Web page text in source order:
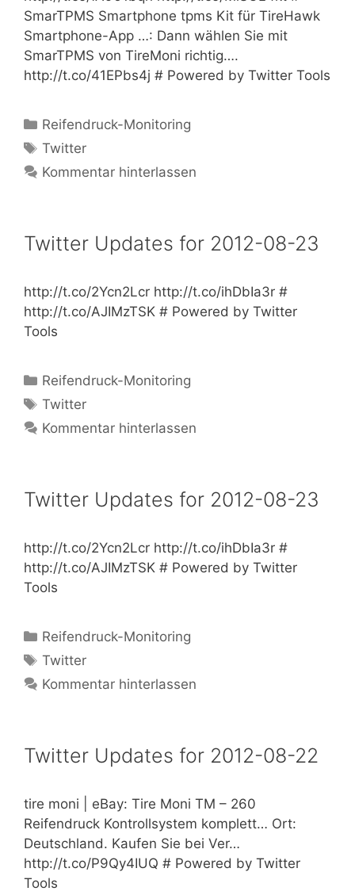
SmarTPMS Smartphone tpms Kit für TireHawk
Smartphone-App …: Dann wählen Sie mit
SmarTPMS von TireMoni richtig….
http://t.co/41EPbs4j # Powered by Twitter Tools
Kategorien
Reifendruck-Monitoring
Schlagwörter
Twitter
Kommentar hinterlassen
Twitter Updates for 2012-08-23
http://t.co/2Ycn2Lcr http://t.co/ihDbIa3r #
http://t.co/AJIMzTSK # Powered by Twitter
Tools
Kategorien
Reifendruck-Monitoring
Schlagwörter
Twitter
Kommentar hinterlassen
Twitter Updates for 2012-08-23
http://t.co/2Ycn2Lcr http://t.co/ihDbIa3r #
http://t.co/AJIMzTSK # Powered by Twitter
Tools
Kategorien
Reifendruck-Monitoring
Schlagwörter
Twitter
Kommentar hinterlassen
Twitter Updates for 2012-08-22
tire moni | eBay: Tire Moni TM – 260
Reifendruck Kontrollsystem komplett… Ort:
Deutschland. Kaufen Sie bei Ver…
http://t.co/P9Qy4IUQ # Powered by Twitter
Tools